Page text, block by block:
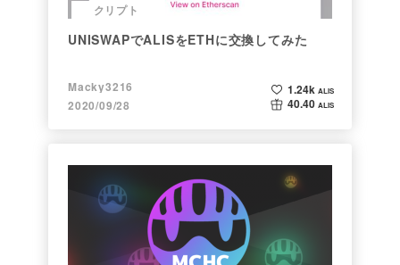
クリプト
UNISWAPでALISをETHに交換してみた
Macky3216
2020/09/28
1.24k ALIS
40.40 ALIS